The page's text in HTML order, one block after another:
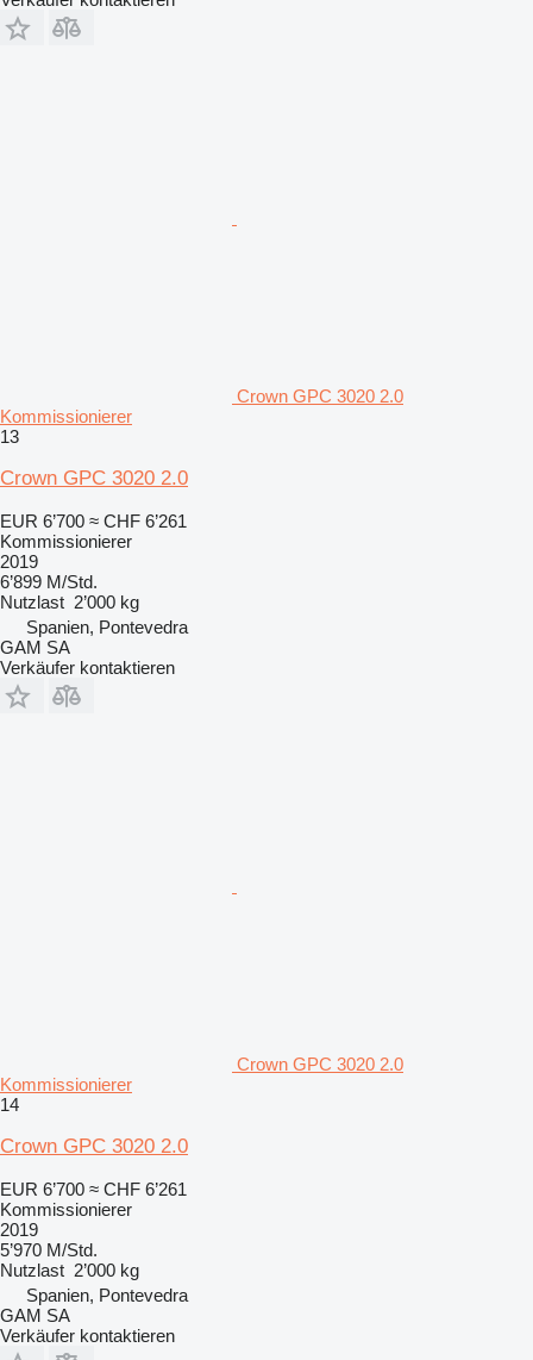
Crown GPC 3020 2.0
Kommissionierer
13
Crown GPC 3020 2.0
EUR 6’700 ≈ CHF 6’261
Kommissionierer
2019
6’899 M/Std.
Nutzlast 2’000 kg
Spanien, Pontevedra
GAM SA
Verkäufer kontaktieren
Crown GPC 3020 2.0
Kommissionierer
14
Crown GPC 3020 2.0
EUR 6’700 ≈ CHF 6’261
Kommissionierer
2019
5’970 M/Std.
Nutzlast 2’000 kg
Spanien, Pontevedra
GAM SA
Verkäufer kontaktieren